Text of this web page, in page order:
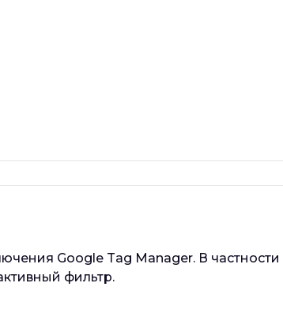
Google Tag Manager. В частности
фильтр.